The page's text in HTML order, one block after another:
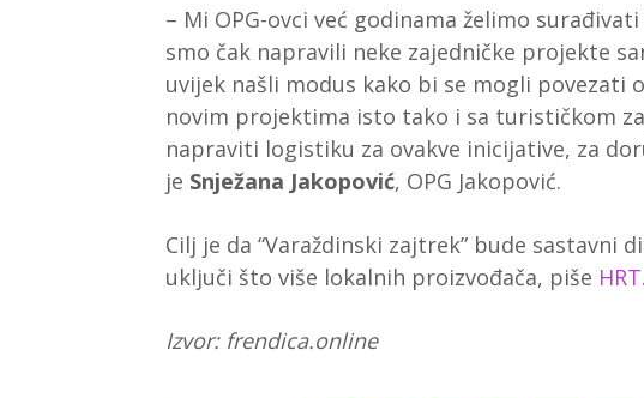
– Mi OPG-ovci već godinama želimo
smo čak napravili neke zajedničke projekte
uvijek našli modus kako bi se mogli povezati
novim projektima isto tako i sa turističkom
napraviti logistiku za ovakve inicijative, za
je Snježana Jakopović, OPG Jakopović.
Cilj je da “Varaždinski zajtrek” bude sastavni
uključi što više lokalnih proizvođača, piše HRT.
Izvor: frendica.online